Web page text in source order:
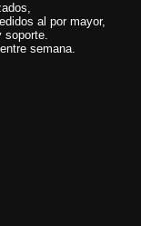
al por mayor,
soporte.
semana.